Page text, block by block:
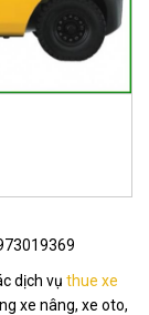
dịch vụ thue xe
xe nâng, xe oto,